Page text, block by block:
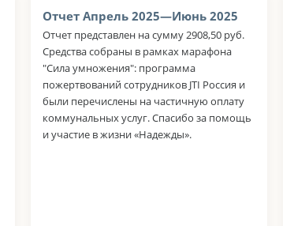
Отчет Апрель 2025—Июнь 2025
Отчет представлен на сумму 2908,50 руб.
Средства собраны в рамках марафона
"Сила умножения": программа
пожертвований сотрудников JTI Россия и
были перечислены на частичную оплату
коммунальных услуг. Спасибо за помощь
и участие в жизни «Надежды».